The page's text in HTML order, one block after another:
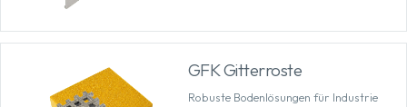
GFK Gitterroste
Robuste Bodenlösungen für Industrie